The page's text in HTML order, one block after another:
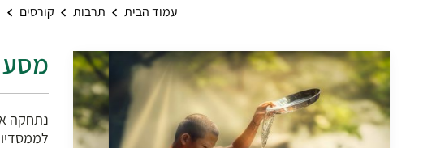
עמוד הבית תרבות קורסים
מסע
נתחקה